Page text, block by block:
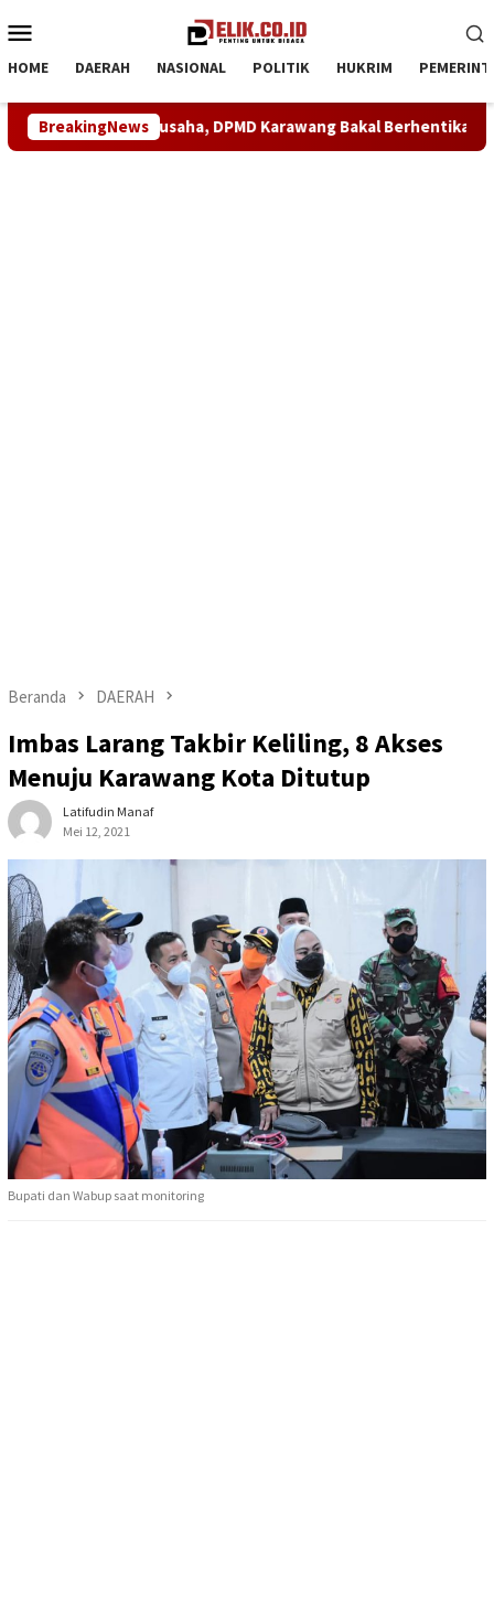
ke
Mobile
HOME DAERAH NASIONAL POLITIK HUKRIM
BreakingNews
DPMD Karawang Bakal Berhentikan Kades Parakan
Beranda DAERAH
Imbas Larang Takbir Keliling, 8 Akses
Menuju Karawang Kota Ditutup
Latifudin Manaf
Mei 12, 2021
Bupati dan Wabup saat monitoring